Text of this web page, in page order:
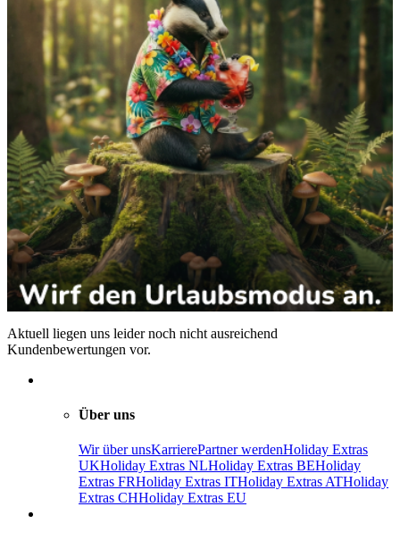
Aktuell liegen uns leider noch nicht ausreichend
Kundenbewertungen vor.
Über uns
Wir über unsKarrierePartner werdenHoliday Extras
UKHoliday Extras NLHoliday Extras BEHoliday
Extras FRHoliday Extras ITHoliday Extras ATHoliday
Extras CHHoliday Extras EU